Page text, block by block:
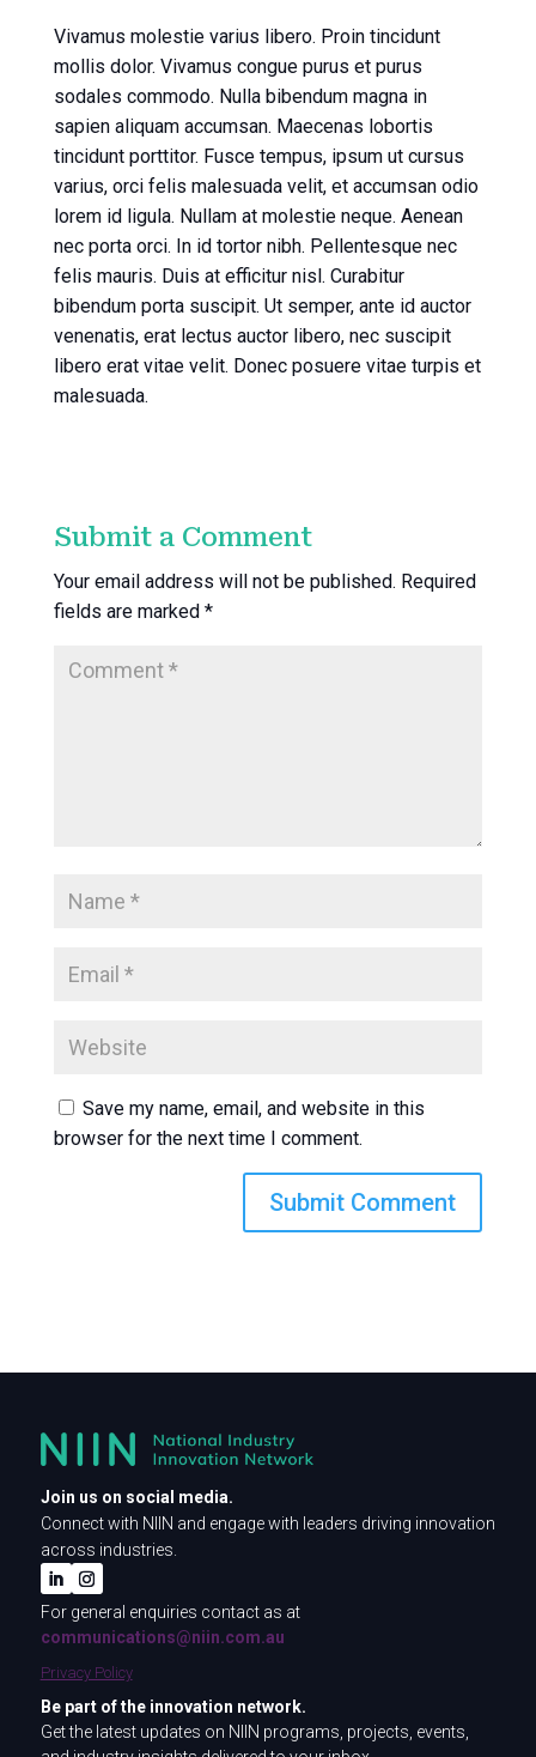
Vivamus molestie varius libero. Proin tincidunt
mollis dolor. Vivamus congue purus et purus
sodales commodo. Nulla bibendum magna in
sapien aliquam accumsan. Maecenas lobortis
tincidunt porttitor. Fusce tempus, ipsum ut cursus
varius, orci felis malesuada velit, et accumsan odio
lorem id ligula. Nullam at molestie neque. Aenean
nec porta orci. In id tortor nibh. Pellentesque nec
felis mauris. Duis at efficitur nisl. Curabitur
bibendum porta suscipit. Ut semper, ante id auctor
venenatis, erat lectus auctor libero, nec suscipit
libero erat vitae velit. Donec posuere vitae turpis et
malesuada.
Submit a Comment
Your email address will not be published. Required
fields are marked *
Save my name, email, and website in this
browser for the next time I comment.
Join us on social media.
Connect with NIIN and engage with leaders driving innovation
across industries.
For general enquiries contact as at
communications@niin.com.au
Privacy Policy
Be part of the innovation network.
Get the latest updates on NIIN programs, projects, events,